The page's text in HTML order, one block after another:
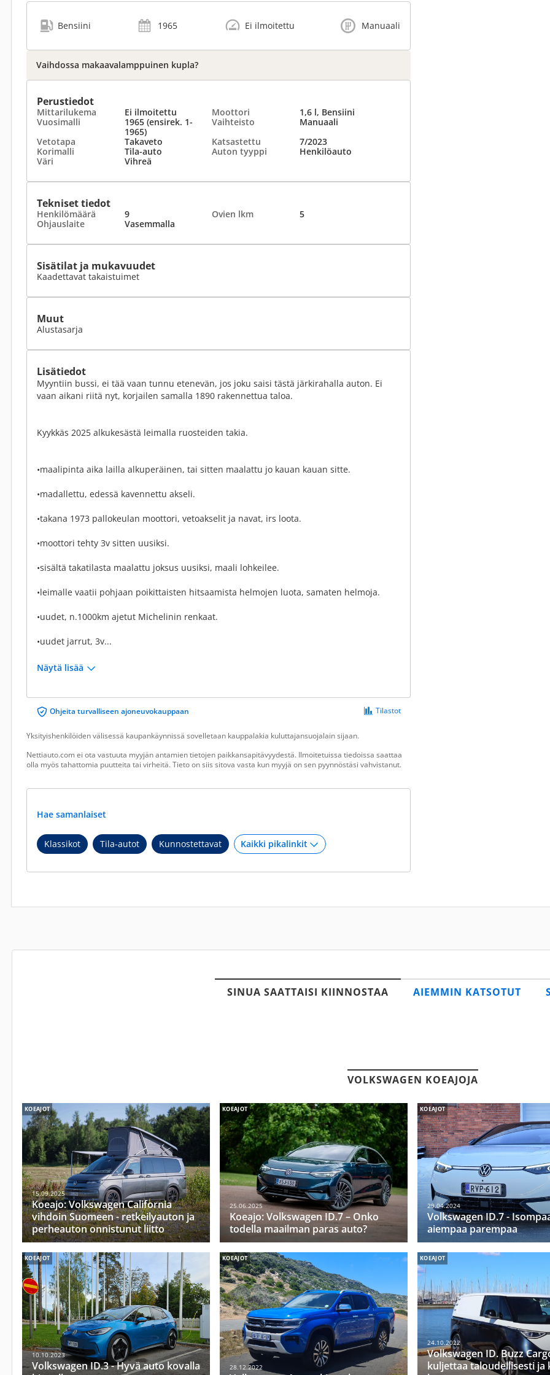
Bensiini 1965 Ei ilmoitettu Manuaali
Vaihdossa makaavalamppuinen kupla?
Perustiedot
Mittarilukema Ei ilmoitettu Moottori
1,6 l, Bensiini
Vuosimalli
1965 (ensirek. 1-
1965)
Vaihteisto
Manuaali
Vetotapa
Takaveto Katsastettu
7/2023
Korimalli
Tila-auto Auton tyyppi
Henkilöauto
Väri
Vihreä
Tekniset tiedot
Henkilömäärä 9 Ovien lkm
5
Ohjauslaite
Vasemmalla
Sisätilat ja mukavuudet
Kaadettavat takaistuimet
Muut
Alustasarja
Lisätiedot
Myyntiin bussi, ei tää vaan tunnu etenevän, jos joku saisi tästä järkirahalla auton. Ei
vaan aikani riitä nyt, korjailen samalla 1890 rakennettua taloa.
Kyykkäs 2025 alkukesästä leimalla ruosteiden takia.
•maalipinta aika lailla alkuperäinen, tai sitten maalattu jo kauan kauan sitte.
•madallettu, edessä kavennettu akseli.
•takana 1973 pallokeulan moottori, vetoakselit ja navat, irs loota.
•moottori tehty 3v sitten uusiksi.
•sisältä takatilasta maalattu joksus uusiksi, maali lohkeilee.
•leimalle vaatii pohjaan poikittaisten hitsaamista helmojen luota, samaten helmoja.
•uudet, n.1000km ajetut Michelinin renkaat.
•uudet jarrut, 3v...
Näytä lisää
Ohjeita turvalliseen ajoneuvokauppaan Tilastot
Yksityishenkilöiden välisessä kaupankäynnissä sovelletaan kauppalakia kuluttajansuojalain sijaan.
Nettiauto.com ei ota vastuuta myyjän antamien tietojen paikkansapitävyydestä. Ilmoitetuissa tiedoissa saattaa
olla myös tahattomia puutteita tai virheitä. Tieto on siis sitova vasta kun myyjä on sen pyynnöstäsi vahvistanut.
Hae samanlaiset
Klassikot Tila-autot Kunnostettavat
SINUA SAATTAISI KIINNOSTAA AIEMMIN KATSOTUT
VOLKSWAGEN KOEAJOJA
KOEAJOT
15.09.2025
Koeajo: Volkswagen California
vihdoin Suomeen - retkeilyauton ja
perheauton onnistunut liitto
KOEAJOT
25.06.2025
Koeajo: Volkswagen ID.7 – Onko
todella maailman paras auto?
KOEAJOT
29.04.2024
Volkswagen ID.7 -
aiempaa parempaa
KOEAJOT
10.10.2023
Volkswagen ID.3 - Hyvä auto kovalla
KOEAJOT
28.12.2022
KOEAJOT
24.10.2022
Volkswagen ID. Buzz
kuljettaa taloudellisesti ja